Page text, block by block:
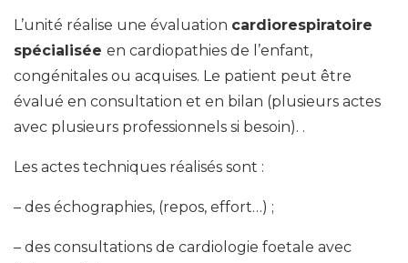
L’unité réalise une évaluation cardiorespiratoire
spécialisée en cardiopathies de l’enfant,
congénitales ou acquises. Le patient peut être
évalué en consultation et en bilan (plusieurs actes
avec plusieurs professionnels si besoin). .
Les actes techniques réalisés sont :
– des échographies, (repos, effort…) ;
– des consultations de cardiologie foetale avec